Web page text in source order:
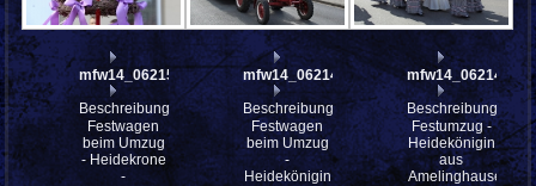
mfw14_062150
Beschreibung:
Festwagen
beim Umzug
- Heidekrone
-
mfw14_062149
Beschreibung:
Festwagen
beim Umzug
-
Heidekönigin
mfw14_062144
Beschreibung:
Festumzug -
Heidekönigin
aus
Amelinghausen